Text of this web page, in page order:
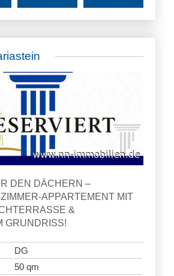
DEN DÄCHERN –
APPARTEMENT MIT
&
GRUNDRISS!
DG
50 qm